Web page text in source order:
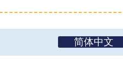
简体中文